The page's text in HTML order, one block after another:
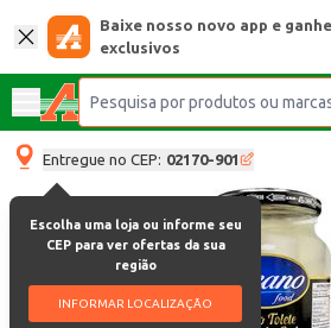
Baixe nosso novo app e
exclusivos
Entregue no CEP: 02170-901
Escolha uma loja ou informe seu
CEP para ver ofertas da sua
região
INFORMAR LOCALIZAÇÃO